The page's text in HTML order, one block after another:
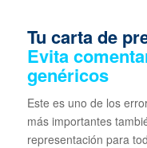
Tu carta de
Evita
genéricos
Este es uno de los
más importantes
representación para